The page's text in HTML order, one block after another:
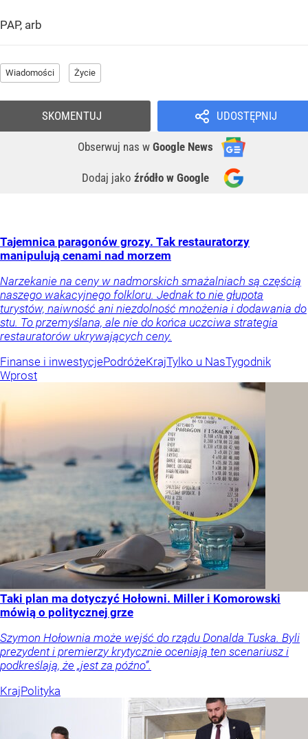
PAP, arb
Wiadomości Życie
UDOSTĘPNIJ
Obserwuj nas w Google News
Dodaj jako źródło w Google
SKOMENTUJ
Tajemnica paragonów grozy. Tak restauratorzy
manipulują cenami nad morzem
Narzekanie na ceny w nadmorskich smażalniach są częścią
naszego wakacyjnego folkloru. Jednak to nie głupota
turystów, naiwność ani niezdolność mnożenia i dodawania do
stu. To przemyślana, ale nie do końca uczciwa strategia
restauratorów ukrywających ceny.
Finanse i inwestycjePodróżeKrajTylko u NasTygodnik
Wprost
Taki plan ma dotyczyć Hołowni. Miller i Komorowski
mówią o politycznej grze
Szymon Hołownia może wejść do rządu Donalda Tuska. Byli
prezydent i premierzy krytycznie oceniają ten scenariusz i
podkreślają, że „jest za późno”.
KrajPolityka